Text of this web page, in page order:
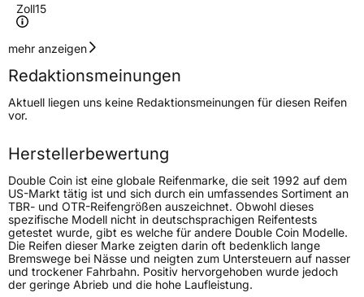
Zoll15
Geschwindigkeitsindex
Höchstgeschwindigkeit
210 km/h
Lastindex84
Höchstlast500 kg
Generelle Merkmale
FahrzeugtypPKW
VerwendungSommerreifen
ModellnameDC88
FahrzeugartPKW & SUV
mehr anzeigen
Redaktionsmeinungen
Aktuell liegen uns keine Redaktionsmeinungen für diesen Reifen
vor.
Herstellerbewertung
Double Coin ist eine globale Reifenmarke, die seit 1992 auf dem
US-Markt tätig ist und sich durch ein umfassendes Sortiment an
TBR- und OTR-Reifengrößen auszeichnet. Obwohl dieses
spezifische Modell nicht in deutschsprachigen Reifentests
getestet wurde, gibt es welche für andere Double Coin Modelle.
Die Reifen dieser Marke zeigten darin oft bedenklich lange
Bremswege bei Nässe und neigten zum Untersteuern auf nasser
und trockener Fahrbahn. Positiv hervorgehoben wurde jedoch
der geringe Abrieb und die hohe Laufleistung.